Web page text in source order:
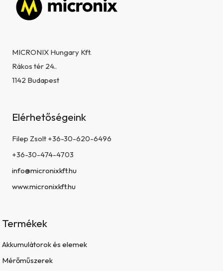
Lábléc
MICRONIX Hungary Kft.
Rákos tér 24..
1142 Budapest
Elérhetőségeink
Filep Zsolt +36-30-620-6496
+36-30-474-4703
info@micronixkft.hu
www.micronixkft.hu
Termékek
Akkumulátorok és elemek
Mérőműszerek